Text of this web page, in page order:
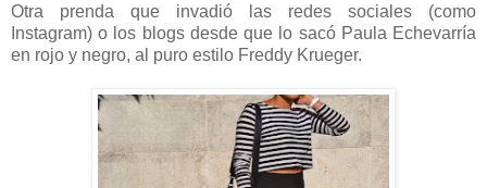
Otra prenda que invadió las redes sociales (como
Instagram) o los blogs desde que lo sacó Paula Echevarría
en rojo y negro, al puro estilo Freddy Krueger.